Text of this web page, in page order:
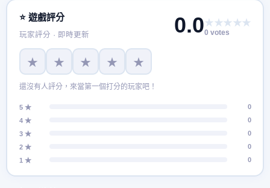
⭐ 遊戲評分
玩家評分 · 即時更新 0.0★★★★★
0 votes
★ ★ ★ ★ ★
還沒有人評分，來當第一個打分的玩家吧！
5 ★
0
4 ★
0
3 ★
0
2 ★
0
1 ★
0